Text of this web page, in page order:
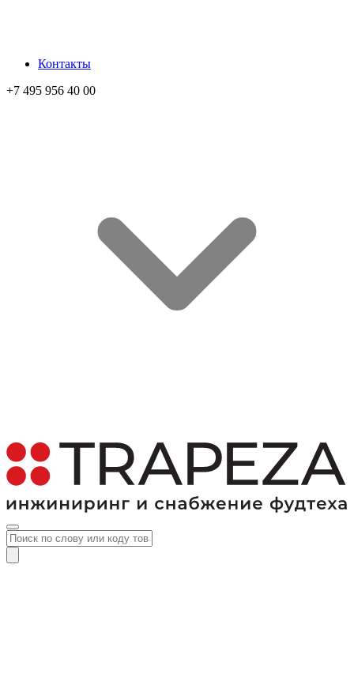
Контакты
+7 495 956 40 00